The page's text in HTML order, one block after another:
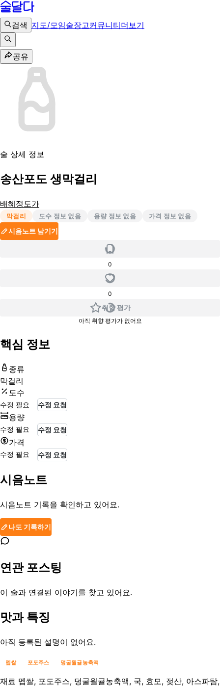
검색 지도/모임술장고커뮤니티더보기
공유
술 상세 정보
송산포도 생막걸리
배혜정도가
막걸리 도수 정보 없음 용량 정보 없음 가격 정보 없음
시음노트 남기기
0
0
취향 평가
아직 취향 평가가 없어요
핵심 정보
종류
막걸리
도수
수정 필요 수정 요청
용량
수정 필요 수정 요청
가격
수정 필요 수정 요청
시음노트
시음노트 기록을 확인하고 있어요.
나도 기록하기
연관 포스팅
이 술과 연결된 이야기를 찾고 있어요.
맛과 특징
아직 등록된 설명이 없어요.
멥쌀 포도주스 덩굴월귤농축액
재료 멥쌀, 포도주스, 덩굴월귤농축액, 국, 효모, 젖산, 아스파탐,